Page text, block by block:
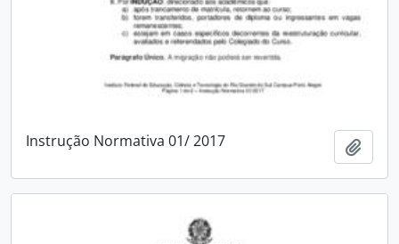
Instrução Normativa 01/ 2017